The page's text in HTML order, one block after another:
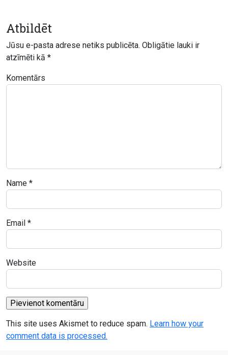
Atbildēt
Jūsu e-pasta adrese netiks publicēta. Obligātie lauki ir
atzīmēti kā *
Komentārs
Name *
Email *
Website
This site uses Akismet to reduce spam. Learn how your
comment data is processed.